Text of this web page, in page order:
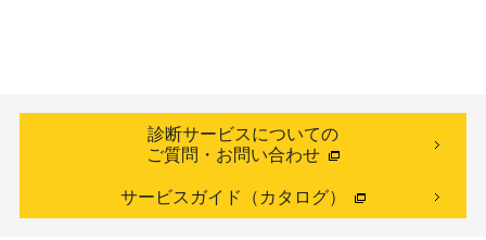
診断サービスについての
ご質問・お問い合わせ
サービスガイド（カタログ）